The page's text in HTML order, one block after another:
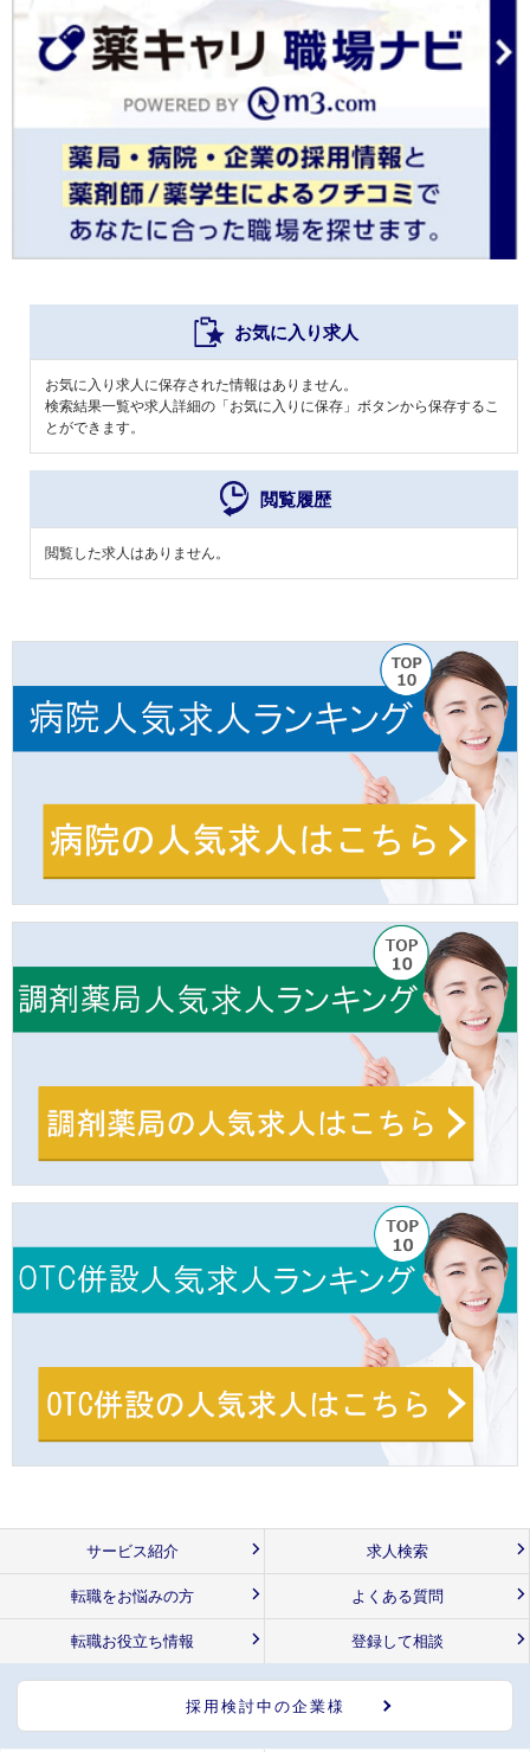
お気に入り求人
お気に入り求人に保存された情報はありません。
検索結果一覧や求人詳細の「お気に入りに保存」ボタンから保存するこ
とができます。
閲覧履歴
閲覧した求人はありません。
サービス紹介 求人検索
転職をお悩みの方 よくある質問
転職お役立ち情報 登録して相談
採用検討中の企業様